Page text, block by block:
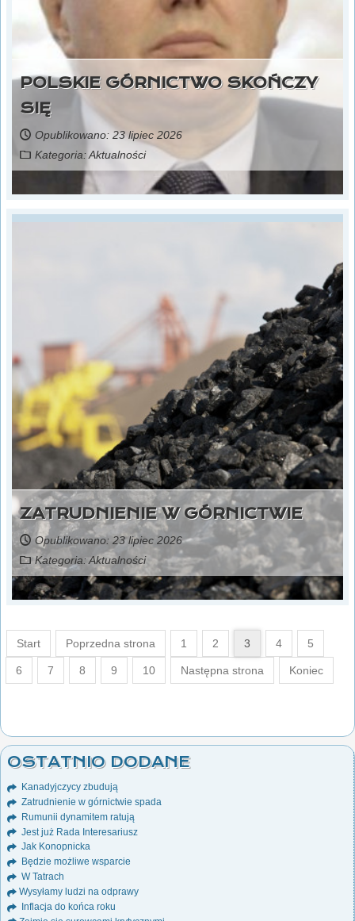
POLSKIE GÓRNICTWO SKOŃCZY
SIĘ
Opublikowano: 23 lipiec 2026
Kategoria:Aktualności
ZATRUDNIENIE W GÓRNICTWIE
Opublikowano: 23 lipiec 2026
Kategoria:Aktualności
Start Poprzedna strona 1 2 3 4 5
6 7 8 9 10 Następna strona Koniec
OSTATNIO DODANE
Kanadyjczycy zbudują
Zatrudnienie w górnictwie spada
Rumunii dynamitem ratują
Jest już Rada Interesariusz
Jak Konopnicka
Będzie możliwe wsparcie
W Tatrach
Wysyłamy ludzi na odprawy
Inflacja do końca roku